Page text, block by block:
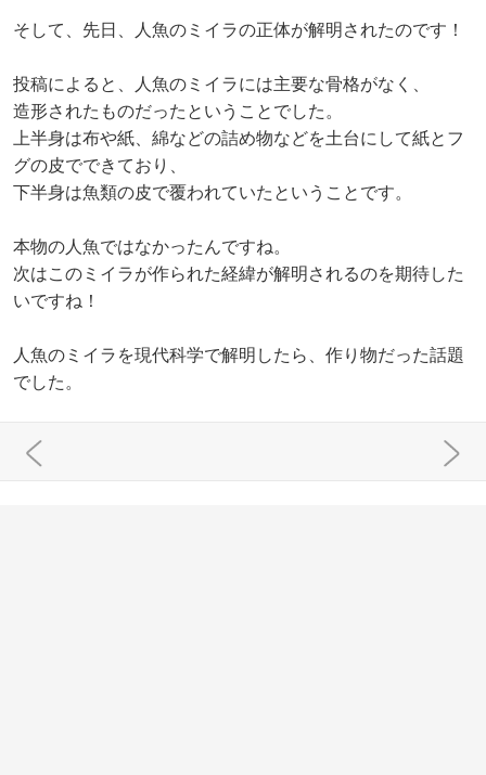
そして、先日、人魚のミイラの正体が解明されたのです！
投稿によると、人魚のミイラには主要な骨格がなく、
造形されたものだったということでした。
上半身は布や紙、綿などの詰め物などを土台にして紙とフ
グの皮でできており、
下半身は魚類の皮で覆われていたということです。
本物の人魚ではなかったんですね。
次はこのミイラが作られた経緯が解明されるのを期待した
いですね！
人魚のミイラを現代科学で解明したら、作り物だった話題
でした。